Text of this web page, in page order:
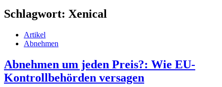
Schlagwort: Xenical
Artikel
Abnehmen
Abnehmen um jeden Preis?: Wie EU-
Kontrollbehörden versagen